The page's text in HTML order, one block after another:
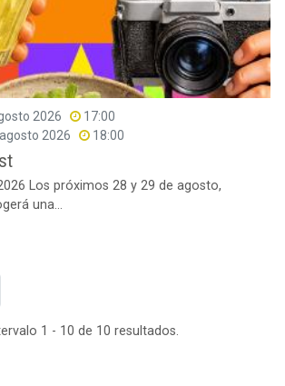
2026
17:00
2026
18:00
Los próximos 28 y 29 de agosto,
una...
1 - 10 de 10 resultados.